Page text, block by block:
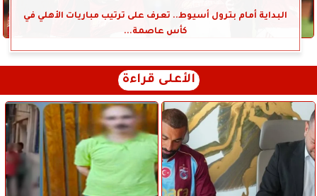
البداية أمام بترول أسيوط.. تعرف على ترتيب مباريات الأهلي في
كأس عاصمة...
الأعلى قراءة